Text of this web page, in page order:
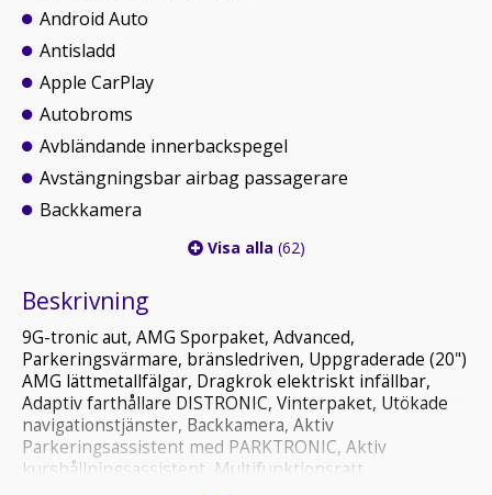
Android Auto
Antisladd
Apple CarPlay
Autobroms
Avbländande innerbackspegel
Avstängningsbar airbag passagerare
Backkamera
Visa alla (62)
Beskrivning
9G-tronic aut, AMG Sporpaket, Advanced,
Parkeringsvärmare, bränsledriven, Uppgraderade (20")
AMG lättmetallfälgar, Dragkrok elektriskt infällbar,
Adaptiv farthållare DISTRONIC, Vinterpaket, Utökade
navigationstjänster, Backkamera, Aktiv
Parkeringsassistent med PARKTRONIC, Aktiv
kurshållningsassistent, Multifunktionsratt